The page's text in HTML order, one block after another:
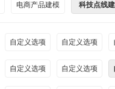
电商产品建模 科技点线
自定义选项 自定义选项
自定义选项 自定义选项